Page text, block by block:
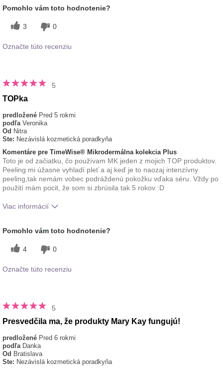
Pomohlo vám toto hodnotenie?
3 0
Označte túto recenziu
5
TOPka
predložené Pred 5 rokmi
podľa Veronika
Od Nitra
Ste: Nezávislá kozmetická poradkyňa
Komentáre pre TimeWise® Mikrodermálna kolekcia Plus
Toto je od začiatku, čo používam MK jeden z mojich TOP produktov.
Peeling mi úžasne vyhladí pleť a aj keď je to naozaj intenzívny
peeling,tak nemám vobec podráždenú pokožku vďaka séru. Vždy po
použití mám pocit, že som si zbrúsila tak 5 rokov :D
Viac informácií
tohto prípravku?
Pomohlo vám toto hodnotenie?
4 0
Označte túto recenziu
5
Presvedčila ma, že produkty Mary Kay fungujú!
predložené Pred 6 rokmi
podľa Danka
Od Bratislava
Ste: Nezávislá kozmetická poradkyňa